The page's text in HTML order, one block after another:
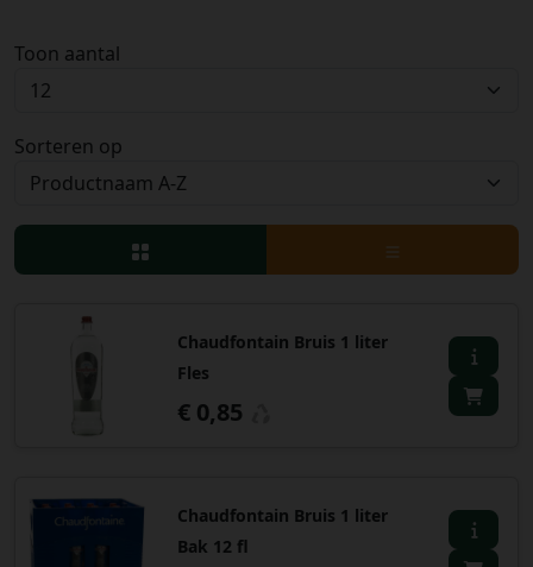
Toon aantal
Sorteren op
Chaudfontain Bruis 1 liter
Fles
€ 0,85
Chaudfontain Bruis 1 liter
Bak 12 fl
Contact
Wachtwoord
Bestellingen